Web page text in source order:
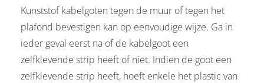
Kunststof kabelgoten tegen de muur of tegen het
plafond bevestigen kan op eenvoudige wijze. Ga in
ieder geval eerst na of de kabelgoot een
zelfklevende strip heeft of niet. Indien de goot een
zelfklevende strip heeft, hoeft enkele het plastic van